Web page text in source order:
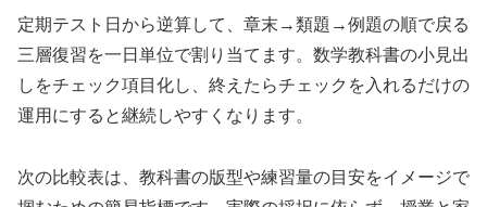
定期テスト日から逆算して、章末→類題→例題の順で戻る
三層復習を一日単位で割り当てます。数学教科書の小見出
しをチェック項目化し、終えたらチェックを入れるだけの
運用にすると継続しやすくなります。
次の比較表は、教科書の版型や練習量の目安をイメージで